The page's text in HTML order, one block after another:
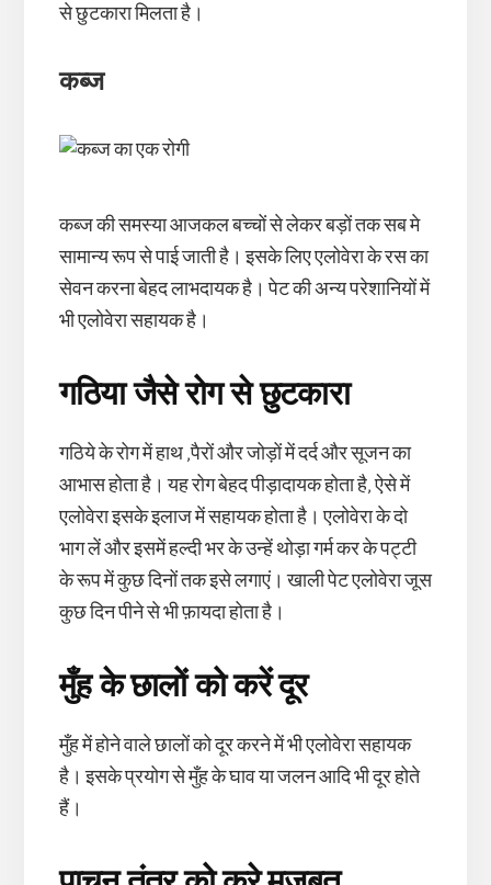
से छुटकारा मिलता है।
कब्ज
कब्ज की समस्या आजकल बच्चों से लेकर बड़ों तक सब मे
सामान्य रूप से पाई जाती है। इसके लिए एलोवेरा के रस का
सेवन करना बेहद लाभदायक है। पेट की अन्य परेशानियों में
भी एलोवेरा सहायक है।
गठिया जैसे रोग से छुटकारा
गठिये के रोग में हाथ ,पैरों और जोड़ों में दर्द और सूजन का
आभास होता है। यह रोग बेहद पीड़ादायक होता है, ऐसे में
एलोवेरा इसके इलाज में सहायक होता है। एलोवेरा के दो
भाग लें और इसमें हल्दी भर के उन्हें थोड़ा गर्म कर के पट्टी
के रूप में कुछ दिनों तक इसे लगाएं। खाली पेट एलोवेरा जूस
कुछ दिन पीने से भी फ़ायदा होता है।
मुँह के छालों को करें दूर
मुँह में होने वाले छालों को दूर करने में भी एलोवेरा सहायक
है। इसके प्रयोग से मुँह के घाव या जलन आदि भी दूर होते
हैं।